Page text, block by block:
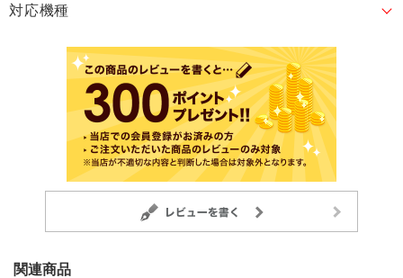
対応機種
関連商品